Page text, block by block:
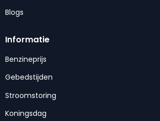
Blogs
Informatie
Benzineprijs
Gebedstijden
Stroomstoring
Koningsdag